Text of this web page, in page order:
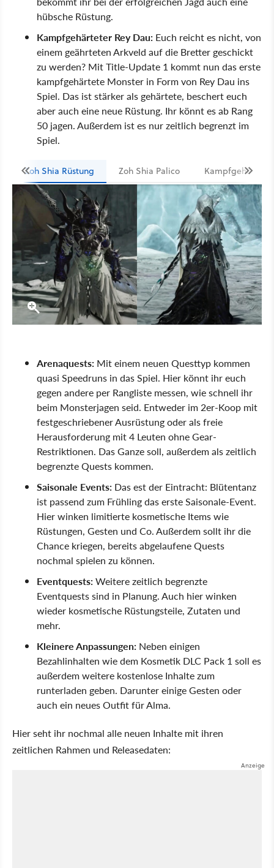
hübsche Rüstung.
Kampfgehärteter Rey Dau: Euch reicht es nicht, von
einem geährteten Arkveld auf die Bretter geschickt
zu werden? Mit Title-Update 1 kommt nun das erste
kampfgehärtete Monster in Form von Rey Dau ins
Spiel. Das ist stärker als gehärtete, beschert euch
aber auch eine neue Rüstung. Ihr könnt es ab Rang
50 jagen. Außerdem ist es nur zeitlich begrenzt im
Spiel.
Zoh Shia Rüstung Zoh Shia Palico
Arenaquests: Mit einem neuen Questtyp kommen
quasi Speedruns in das Spiel. Hier könnt ihr euch
gegen andere per Rangliste messen, wie schnell ihr
beim Monsterjagen seid. Entweder im 2er-Koop mit
festgeschriebener Ausrüstung oder als freie
Herausforderung mit 4 Leuten ohne Gear-
Restriktionen. Das Ganze soll, außerdem als zeitlich
begrenzte Quests kommen.
Saisonale Events: Das est der Eintracht: Blütentanz
ist passend zum Frühling das erste Saisonale-Event.
Hier winken limitierte kosmetische Items wie
Rüstungen, Gesten und Co. Außerdem sollt ihr die
Chance kriegen, bereits abgelaufene Quests
nochmal spielen zu können.
Eventquests:Weitere zeitlich begrenzte
Eventquests sind in Planung. Auch hier winken
wieder kosmetische Rüstungsteile, Zutaten und
mehr.
Kleinere Anpassungen: Neben einigen
Bezahlinhalten wie dem Kosmetik DLC Pack 1 soll es
außerdem weitere kostenlose Inhalte zum
runterladen geben. Darunter einige Gesten oder
auch ein neues Outfit für Alma.
Hier seht ihr nochmal alle neuen Inhalte mit ihren
zeitlichen Rahmen und Releasedaten: